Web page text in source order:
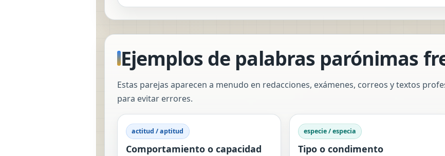
Ejemplos de palabras parónimas
Estas parejas aparecen a menudo en redacciones, exámenes, correos y textos
para evitar errores.
actitud / aptitud
Comportamiento o capacidad
especie / especia
Tipo o condimento